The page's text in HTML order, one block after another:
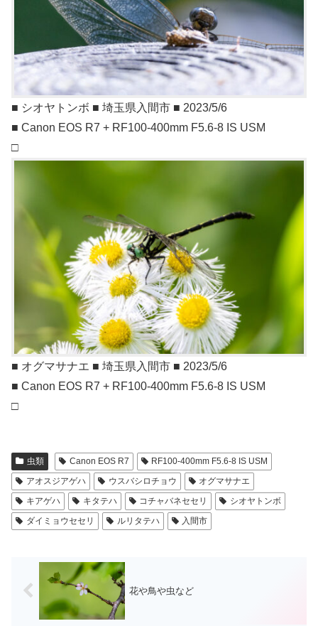
■ シオヤトンボ ■ 埼玉県入間市 ■ 2023/5/6
■ Canon EOS R7 + RF100-400mm F5.6-8 IS USM
□
■ オグマサナエ ■ 埼玉県入間市 ■ 2023/5/6
■ Canon EOS R7 + RF100-400mm F5.6-8 IS USM
□
虫類 Canon EOS R7
RF100-400mm F5.6-8 IS USM
アオスジアゲハ
ウスバシロチョウ
オグマサナエ
キアゲハ
キタテハ コチャバネセセリ
シオヤトンボ
ダイミョウセセリ
ルリタテハ 入間市
花や鳥や虫など